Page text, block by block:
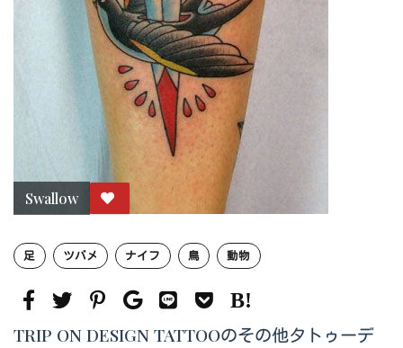
Swallow
足 ツバメ ナイフ 鳥 動物
TRIP ON DESIGN TATTOOのその他タトゥーデ